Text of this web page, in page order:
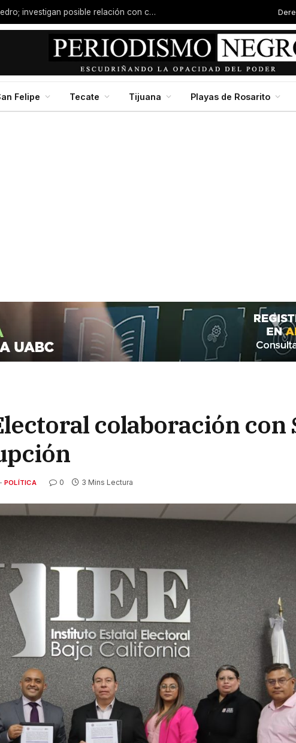
Joven es asesinado en Valle San Pedro; investigan posible relación con carreras clandestinas
Felipe Tecate Tijuana Playas de Rosarito
colaboración con
POLÍTICA 0 3 Mins Lectura